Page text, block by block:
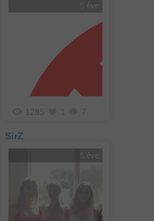
5 éve
1285 7
SirZ
5 éve